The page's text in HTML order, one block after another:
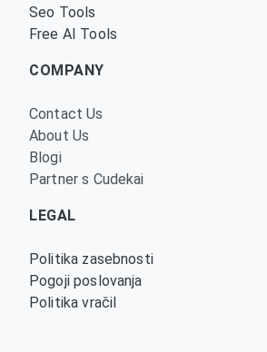
Seo Tools
Free AI Tools
COMPANY
Contact Us
About Us
Blogi
Partner s Cudekai
LEGAL
Politika zasebnosti
Pogoji poslovanja
Politika vračil